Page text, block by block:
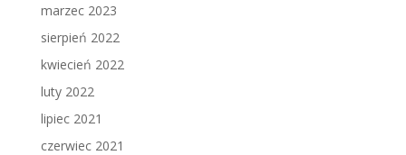
marzec 2023
sierpień 2022
kwiecień 2022
luty 2022
lipiec 2021
czerwiec 2021